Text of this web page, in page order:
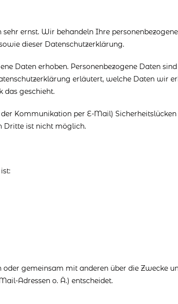
ernst. Wir behandeln Ihre
dieser Datenschutzerklärung.
Daten erhoben. Personenbezogene Daten
erläutert, welche Daten wir
das geschieht.
Kommunikation per E-Mail) Sicherheitslücken
Dritte ist nicht möglich.
gemeinsam mit anderen über die Zwecke
Adressen o. Ä.) entscheidet.